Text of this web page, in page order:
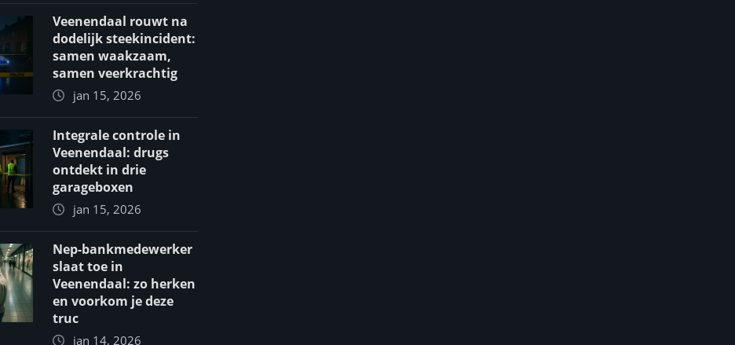
Veenendaal rouwt na
dodelijk steekincident:
samen waakzaam,
samen veerkrachtig
jan 15, 2026
Integrale controle in
Veenendaal: drugs
ontdekt in drie
garageboxen
jan 15, 2026
Nep-bankmedewerker
slaat toe in
Veenendaal: zo herken
en voorkom je deze
truc
jan 14, 2026